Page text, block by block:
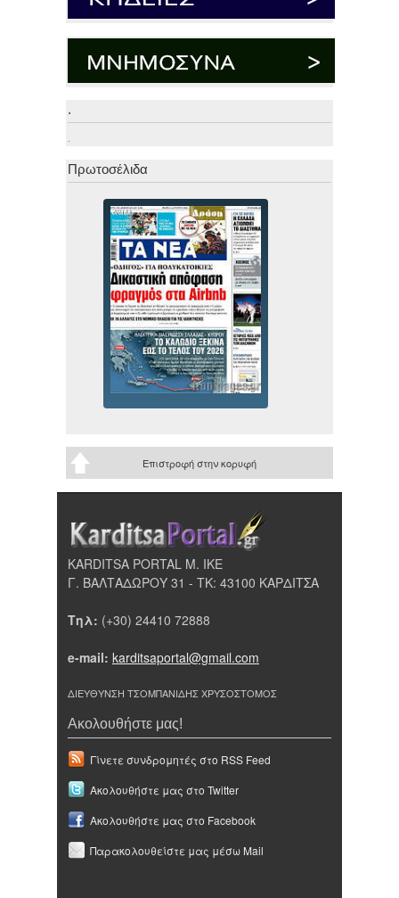
.
.
Πρωτοσέλιδα
Επιστροφή στην κορυφή
KARDITSA PORTAL Μ. ΙΚΕ
Γ. ΒΑΛΤΑΔΩΡΟΥ 31 - ΤΚ: 43100 ΚΑΡΔΙΤΣΑ
Τηλ: (+30) 24410 72888
e-mail: karditsaportal@gmail.com
ΔΙΕΥΘΥΝΣΗ ΤΣΟΜΠΑΝΙΔΗΣ ΧΡΥΣΟΣΤΟΜΟΣ
Ακολουθήστε μας!
Γίνετε συνδρομητές στο RSS Feed
Ακολουθήστε μας στο Twitter
Ακολουθήστε μας στο Facebook
Παρακολουθείστε μας μέσω Mail